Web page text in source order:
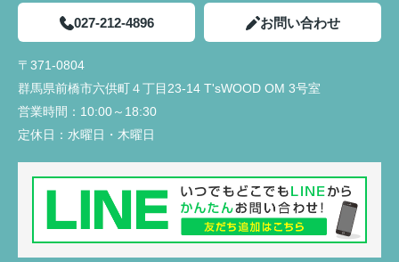
027-212-4896 お問い合わせ
〒371-0804
群馬県前橋市六供町４丁目23‐14 T'sWOOD OM 3号室
営業時間： 10:00～18:30
定休日： 水曜日・木曜日